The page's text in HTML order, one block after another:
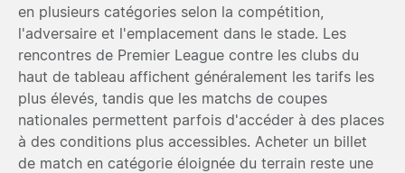
en plusieurs catégories selon la compétition,
l'adversaire et l'emplacement dans le stade. Les
rencontres de Premier League contre les clubs du
haut de tableau affichent généralement les tarifs les
plus élevés, tandis que les matchs de coupes
nationales permettent parfois d'accéder à des places
à des conditions plus accessibles. Acheter un billet
de match en catégorie éloignée du terrain reste une